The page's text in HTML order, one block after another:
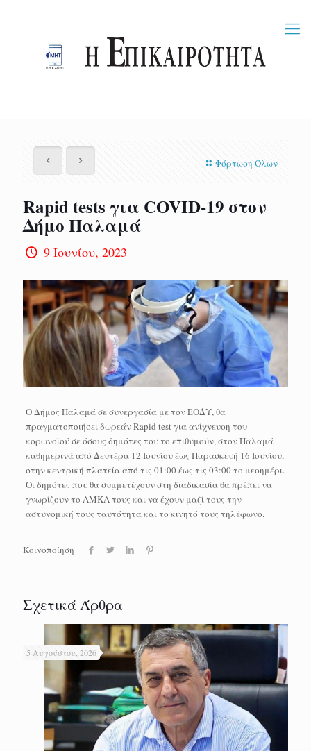
Φόρτωση Όλων
Rapid tests για COVID-19 στον
Δήμο Παλαμά
9 Ιουνίου, 2023
Ο Δήμος Παλαμά σε συνεργασία με τον ΕΟΔΥ, θα
πραγματοποιήσει δωρεάν Rapid test για ανίχνευση του
κορωνοϊού σε όσους δημότες του το επιθυμούν, στον Παλαμά
καθημερινά από Δευτέρα 12 Ιουνίου έως Παρασκευή 16 Ιουνίου,
στην κεντρική πλατεία από τις 01:00 έως τις 03:00 το μεσημέρι.
Οι δημότες που θα συμμετέχουν στη διαδικασία θα πρέπει να
γνωρίζουν το ΑΜΚΑ τους και να έχουν μαζί τους την
αστυνομική τους ταυτότητα και το κινητό τους τηλέφωνο.
Κοινοποίηση
Σχετικά Άρθρα
5 Αυγούστου, 2026